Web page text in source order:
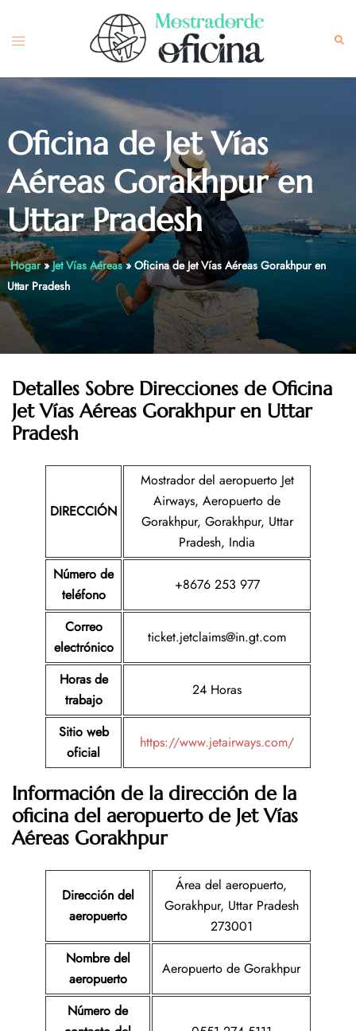
content
Toggle
Oficina de Jet Vías
Aéreas Gorakhpur en
Uttar Pradesh
Hogar»Jet Vías Aéreas» Oficina de Jet Vías Aéreas Gorakhpur en
Uttar Pradesh
Detalles Sobre Direcciones de Oficina
Jet Vías Aéreas Gorakhpur en Uttar
Pradesh
DIRECCIÓN
Mostrador del aeropuerto Jet
Airways, Aeropuerto de
Gorakhpur, Gorakhpur, Uttar
Pradesh, India
Número de
teléfono
+8676 253 977
Correo
electrónico
ticket.jetclaims@in.gt.com
Horas de
trabajo
24 Horas
Sitio web
oficial
https://www.jetairways.com/
Información de la dirección de la
oficina del aeropuerto de Jet Vías
Aéreas Gorakhpur
Dirección del
aeropuerto
Área del aeropuerto,
Gorakhpur, Uttar Pradesh
273001
Nombre del
aeropuerto
Aeropuerto de Gorakhpur
Número de